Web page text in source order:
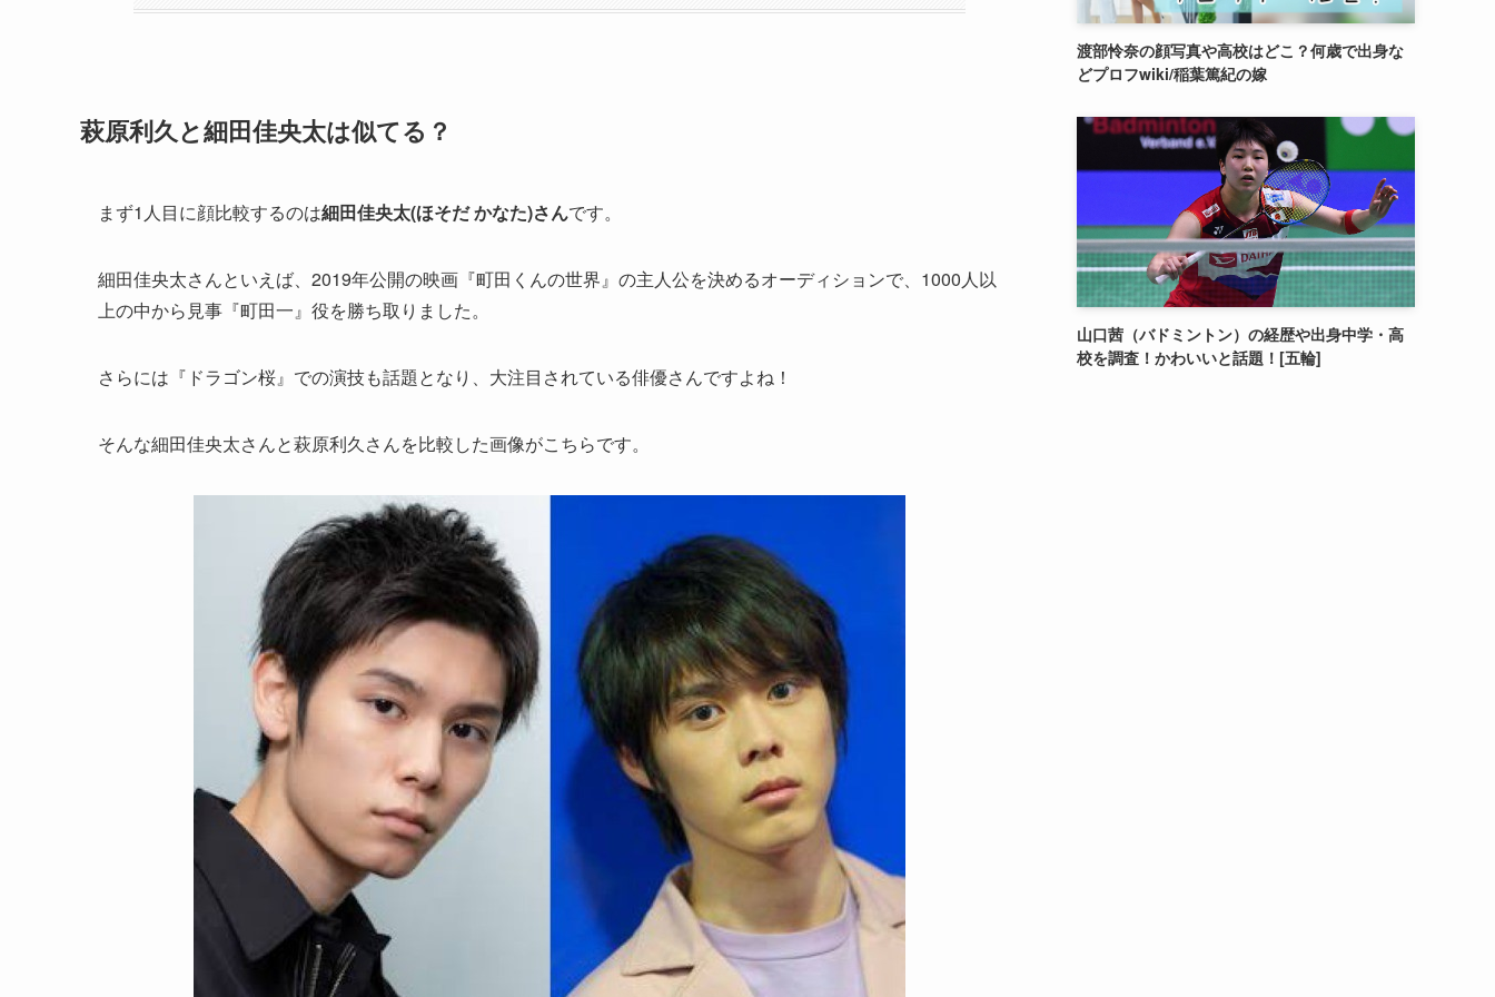
萩原利久と細田佳央太は似てる？
まず1人目に顔比較するのは細田佳央太(ほそだ かなた)さんです。
細田佳央太さんといえば、2019年公開の映画『町田くんの世界』の主人公を決めるオーディションで、1000人以
上の中から見事『町田一』役を勝ち取りました。
さらには『ドラゴン桜』での演技も話題となり、大注目されている俳優さんですよね！
そんな細田佳央太さんと萩原利久さんを比較した画像がこちらです。
渡部怜奈の顔写真や高校はどこ？何歳で出身な
どプロフwiki/稲葉篤紀の嫁
山口茜（バドミントン）の経歴や出身中学・高
校を調査！かわいいと話題！[五輪]